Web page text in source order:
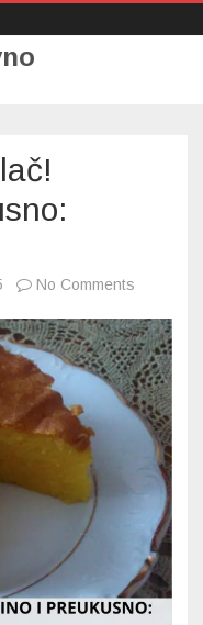
No Comments
kolač!
JEFTINO
i